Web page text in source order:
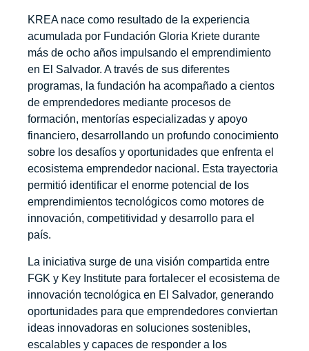
KREA nace como resultado de la experiencia
acumulada por Fundación Gloria Kriete durante
más de ocho años impulsando el emprendimiento
en El Salvador. A través de sus diferentes
programas, la fundación ha acompañado a cientos
de emprendedores mediante procesos de
formación, mentorías especializadas y apoyo
financiero, desarrollando un profundo conocimiento
sobre los desafíos y oportunidades que enfrenta el
ecosistema emprendedor nacional. Esta trayectoria
permitió identificar el enorme potencial de los
emprendimientos tecnológicos como motores de
innovación, competitividad y desarrollo para el
país.
La iniciativa surge de una visión compartida entre
FGK y Key Institute para fortalecer el ecosistema de
innovación tecnológica en El Salvador, generando
oportunidades para que emprendedores conviertan
ideas innovadoras en soluciones sostenibles,
escalables y capaces de responder a los